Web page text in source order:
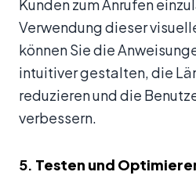
Kunden zum Anrufen
Verwendung dieser
können Sie die
intuitiver gestalten, die
reduzieren und die
verbessern.
5. Testen und